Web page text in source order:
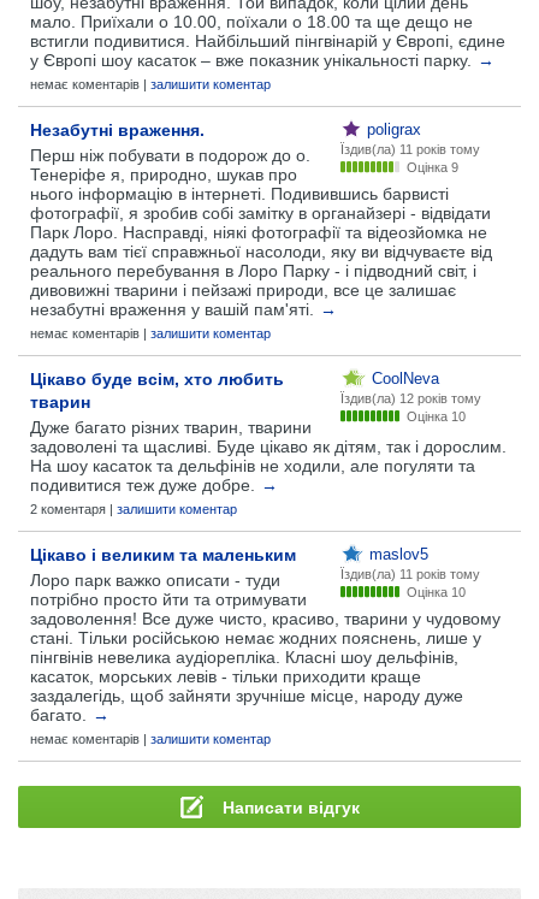
мало. Приїхали о 10.00, поїхали о 18.00 та ще дещо не
встигли подивитися. Найбільший пінгвінарій у Європі, єдине
у Європі шоу касаток – вже показник унікальності парку.
→
немає коментарів | залишити коментар
poligrax
Їздив(ла) 11 років тому
Оцінка 9
Незабутні враження.
Перш ніж побувати в подорож до о.
Тенеріфе я, природно, шукав про
нього інформацію в інтернеті. Подивившись барвисті
фотографії, я зробив собі замітку в органайзері - відвідати
Парк Лоро. Насправді, ніякі фотографії та відеозйомка не
дадуть вам тієї справжньої насолоди, яку ви відчуваєте від
реального перебування в Лоро Парку - і підводний світ, і
дивовижні тварини і пейзажі природи, все це залишає
незабутні враження у вашій пам'яті.
→
немає коментарів | залишити коментар
CoolNeva
Їздив(ла) 12 років тому
Оцінка 10
Цікаво буде всім, хто любить
тварин
Дуже багато різних тварин, тварини
задоволені та щасливі. Буде цікаво як дітям, так і дорослим.
На шоу касаток та дельфінів не ходили, але погуляти та
подивитися теж дуже добре.
→
2 коментаря | залишити коментар
maslov5
Їздив(ла) 11 років тому
Оцінка 10
Цікаво і великим та маленьким
Лоро парк важко описати - туди
потрібно просто йти та отримувати
задоволення! Все дуже чисто, красиво, тварини у чудовому
стані. Тільки російською немає жодних пояснень, лише у
пінгвінів невелика аудіорепліка. Класні шоу дельфінів,
касаток, морських левів - тільки приходити краще
заздалегідь, щоб зайняти зручніше місце, народу дуже
багато.
→
немає коментарів | залишити коментар
Написати відгук